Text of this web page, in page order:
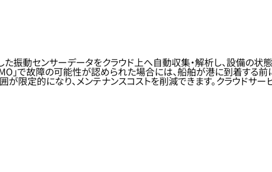
た振動センサーデータをクラウド上へ自動収集・解析し、設備の
」で故障の可能性が認められた場合には、船舶が港に到着する
限定的になり、メンテナンスコストを削減できます。クラウド